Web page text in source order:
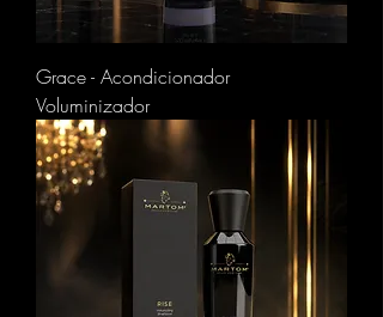
Grace - Acondicionador
Voluminizador